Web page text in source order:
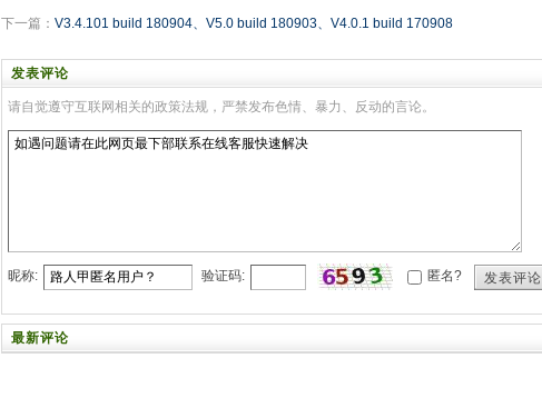
下一篇： V3.4.101 build 180904、V5.0 build 180903、V4.0.1 build 170908
发表评论
请自觉遵守互联网相关的政策法规，严禁发布色情、暴力、反动的言论。
昵称: 验证码: 匿名? 发表评论
最新评论